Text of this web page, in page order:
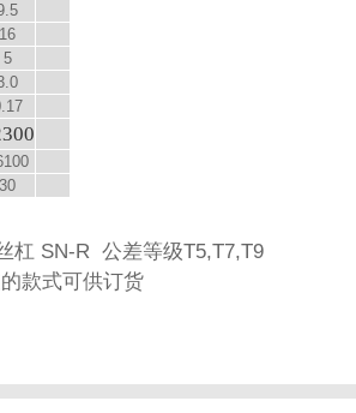
16
5
30
杠 SN-R 公差等级T5,T7,T9
款式可供订货